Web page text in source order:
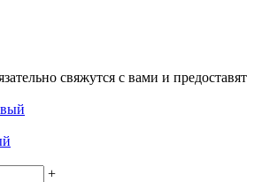
свяжутся с вами и предоставят
+